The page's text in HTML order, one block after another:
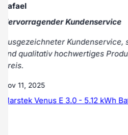
Rafael
Hervorragender Kundenservice
Ausgezeichneter
und qualitativ hochwertiges
Preis.
Nov 11, 2025
Marstek Venus E 3.0 - 5.12 kWh